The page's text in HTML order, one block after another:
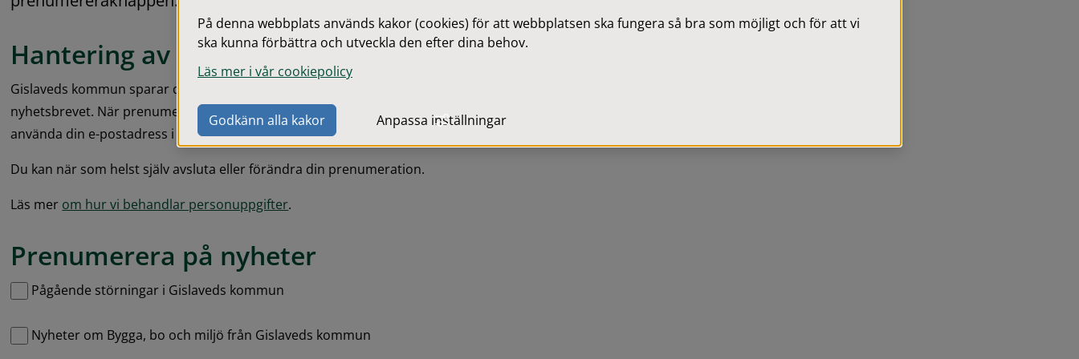
Hantering av din e-postadress
Gislaveds kommun sparar din e-postadress under tiden som du prenumererar på
nyhetsbrevet. När prenumerationen avslutas tas den bort. Vi kommer inte att
använda din e-postadress i något annat syfte än för att hantera din prenumeration.
Du kan när som helst själv avsluta eller förändra din prenumeration.
Läs mer om hur vi behandlar personuppgifter.
Prenumerera på nyheter
Hantera prenumerationer
Pågående störningar i Gislaveds kommun
Nyheter om Bygga, bo och miljö från Gislaveds kommun
På denna webbplats används kakor (cookies) för att webbplatsen ska fungera så bra som möjligt och för att vi
ska kunna förbättra och utveckla den efter dina behov.
Läs mer i vår cookiepolicy
Godkänn alla kakor Anpassa inställningar